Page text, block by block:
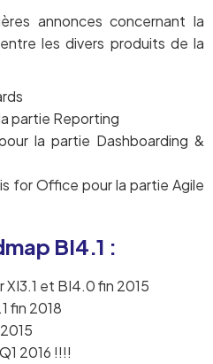
annonces concernant la
les divers produits de la
partie Reporting
la partie Dashboarding &
for Office pour la partie Agile
BI4.1 :
XI3.1 et BI4.0 fin 2015
fin 2018
2016 !!!!